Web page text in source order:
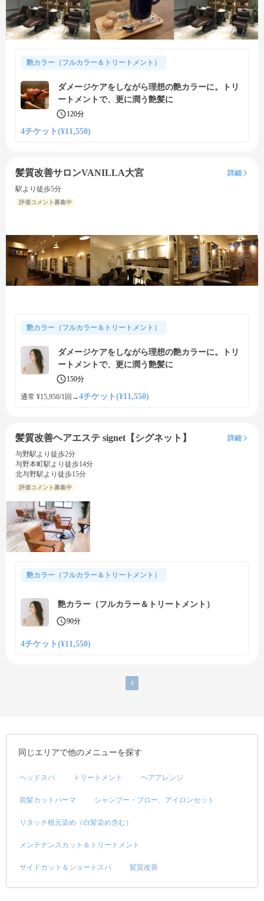
艶カラー（フルカラー＆トリートメント）
ダメージケアをしながら理想の艶カラーに。トリ
ートメントで、更に潤う艶髪に
120分
4チケット(¥11,550)
髪質改善サロンVANILLA大宮
詳細
駅より徒歩5分
評価コメント募集中
艶カラー（フルカラー＆トリートメント）
ダメージケアをしながら理想の艶カラーに。トリ
ートメントで、更に潤う艶髪に
150分
通常 ¥15,950/1回 →4チケット(¥11,550)
髪質改善ヘアエステ signet【シグネット】
詳細
与野駅より徒歩2分
与野本町駅より徒歩14分
北与野駅より徒歩15分
評価コメント募集中
艶カラー（フルカラー＆トリートメント）
艶カラー（フルカラー＆トリートメント）
90分
4チケット(¥11,550)
1
同じエリアで他のメニューを探す
ヘッドスパ トリートメント ヘアアレンジ
前髪カットパーマ シャンプー・ブロー、アイロンセット
リタッチ根元染め（白髪染め含む）
メンテナンスカット＆トリートメント
サイドカット＆ショートスパ 髪質改善